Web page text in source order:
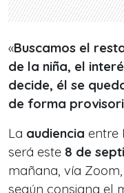
«Buscamos el
de la niña, el
decide, él se
de forma
La audiencia entre
será este 8 de
mañana, vía Zoom,
según consigna el